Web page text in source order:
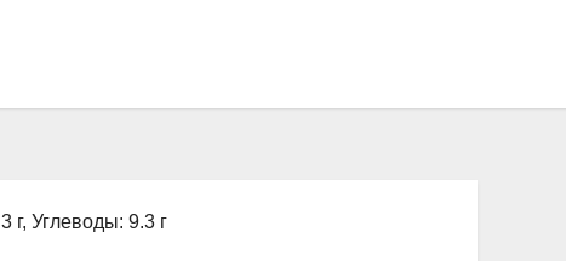
г, Углеводы: 9.3 г